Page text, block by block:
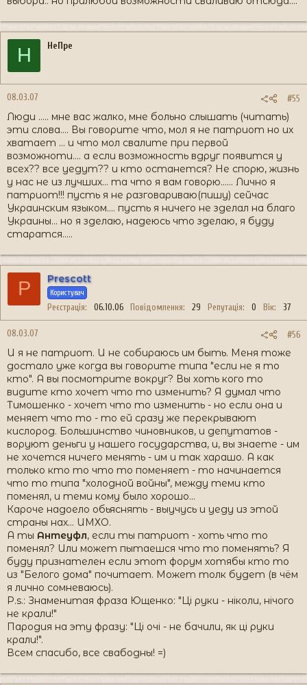
Н НеПре
08.03.07 #55
Люди ..... мне вас жалко, мне больно слышать (читать)
эти слова.... Вы говорите что, мол я не патриот но их
хватает ... и что мол свалите при первой
возможноти.... а если возможность вдруг появится у
всех?? все уедут?? и кто останется? Не спорю, жизнь
у нас не из лучших... та что я вам говорю...... Лично я
патриот!!! пусть я не разговариваю(пишу) сейчас
Украинским языком.... пусть я ничего не зделал на благо
Украины... но я зделаю, надеюсь что зделаю, я буду
старатся.....
P Prescott
Користувач
Реєстрація 06.10.06 Повідомлення 29 Репутація 0 Вік 37
08.03.07 #56
И я не патриот. И не собираюсь им быть. Меня тоже
достало уже когда вы говорите типа "если не я то
кто". А вы посмотрите вокруг? Вы хоть кого то
видите кто хочет что то изменить? Я думал что
Тимошенко - хочет что то изменить - но если она и
меняет что то - то ей сразу же перекрывают
кислород. Большинство чиновников, и депутатов -
воруют деньги у нашего государства, и, вы знаете - им
не хочется ничего менять - им и так харашо. А как
только кто то что то поменяет - то начинается
что то типа "холодной войны", между теми кто
поменял, и теми кому было хорошо...
Кароче надоело обьяснять - выучусь и уеду из этой
страны нах... ИМХО.
А ты Антеуфл, если ты патриот - хоть что то
поменял? Или может пытаешся что то поменять? Я
буду признателен если этот форум хотябы кто то
из "Белого дома" почитает. Может толк будет (в чём
я лично сомневаюсь).
P.s.: Знаменитая фраза Ющенко: "Ці руки - ніколи, нічого
не крали!"
Пародия на эту фразу: "Ці очі - не бачили, як ці руки
крали!".
Всем спасибо, все свабодны! =)